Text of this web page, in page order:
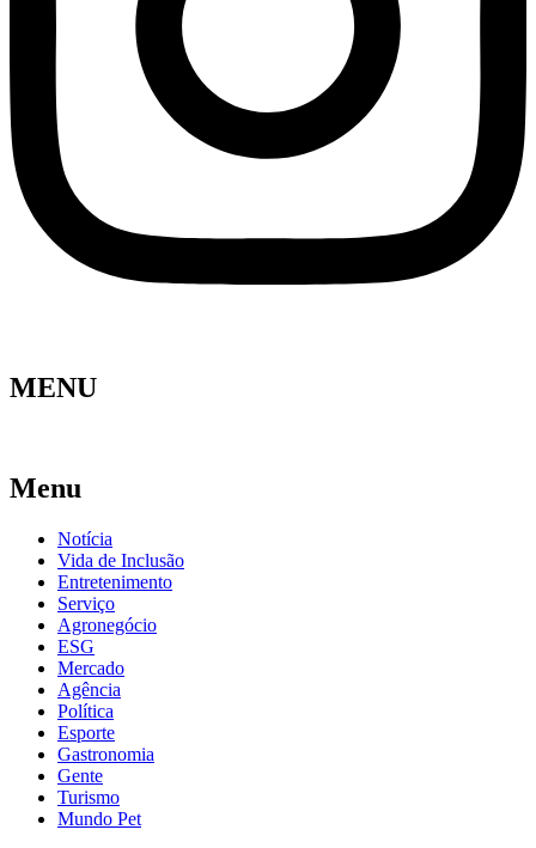
MENU
Menu
Notícia
Vida de Inclusão
Entretenimento
Serviço
Agronegócio
ESG
Mercado
Agência
Política
Esporte
Gastronomia
Gente
Turismo
Mundo Pet